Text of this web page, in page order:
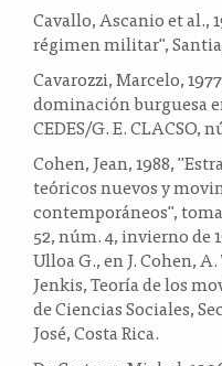
Cavallo, Ascanio et al.,
régimen militar",
Cavarozzi, Marcelo,
dominación burguesa
CEDES/G. E. CLACSO,
Cohen, Jean, 1988,
teóricos nuevos y
contemporáneos",
52, núm. 4, invierno de
Ulloa G., en J. Cohen,
Jenkis, Teoría de los
de Ciencias Sociales,
José, Costa Rica.